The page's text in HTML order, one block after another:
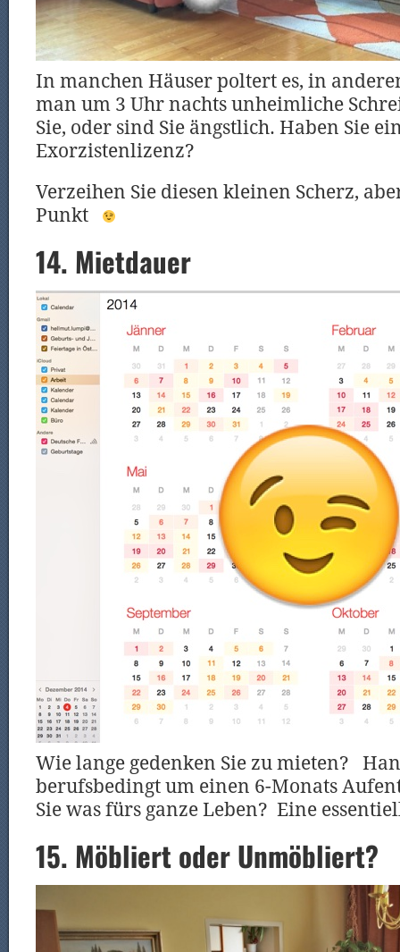
In manchen Häuser poltert es, in
man um 3 Uhr nachts unheimliche
Sie, oder sind Sie ängstlich. Haben Sie
Exorzistenlizenz?
Verzeihen Sie diesen kleinen Scherz,
Punkt
14. Mietdauer
Wie lange gedenken Sie zu mieten?
berufsbedingt um einen 6-Monats
Sie was fürs ganze Leben? Eine
15. Möbliert oder Unmöbliert?